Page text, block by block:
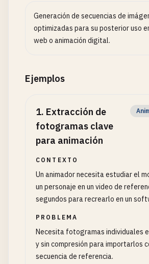
Generación de secuencias de
optimizadas para su posterior uso
web o animación digital.
Ejemplos
1. Extracción de
fotogramas clave
para animación
CONTEXTO
Un animador necesita estudiar el
un personaje en un video de
segundos para recrearlo en un
PROBLEMA
Necesita fotogramas individuales
y sin compresión para importarlos
secuencia de referencia.